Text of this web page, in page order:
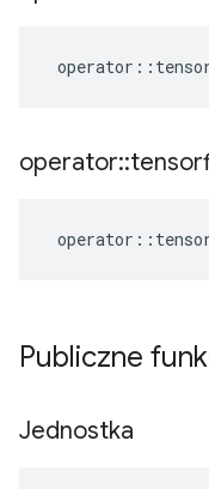
operator ::
operator::
operator ::
Publiczne
Jednostka